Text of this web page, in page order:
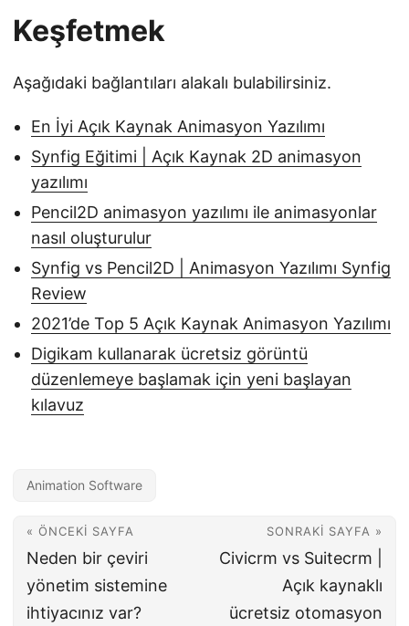
Keşfetmek
Aşağıdaki bağlantıları alakalı bulabilirsiniz.
En İyi Açık Kaynak Animasyon Yazılımı
Synfig Eğitimi | Açık Kaynak 2D animasyon
yazılımı
Pencil2D animasyon yazılımı ile animasyonlar
nasıl oluşturulur
Synfig vs Pencil2D | Animasyon Yazılımı Synfig
Review
2021’de Top 5 Açık Kaynak Animasyon Yazılımı
Digikam kullanarak ücretsiz görüntü
düzenlemeye başlamak için yeni başlayan
kılavuz
Animation Software
« ÖNCEKI SAYFA
Neden bir çeviri
yönetim sistemine
ihtiyacınız var?
SONRAKI SAYFA »
Civicrm vs Suitecrm |
Açık kaynaklı
ücretsiz otomasyon